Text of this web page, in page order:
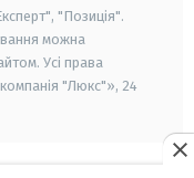
"Позиція".
можна
Усі права
"Люкс"», 24